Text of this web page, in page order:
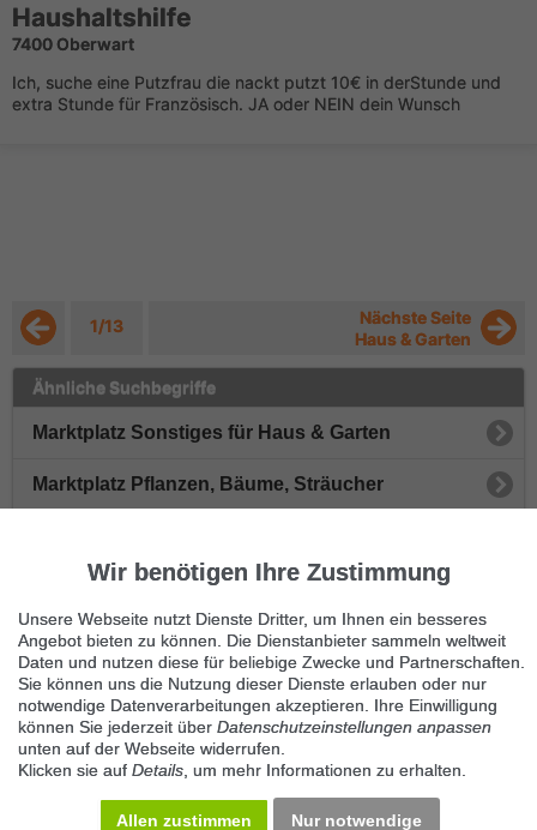
Haushaltshilfe
7400 Oberwart
Ich, suche eine Putzfrau die nackt putzt 10€ in derStunde und
extra Stunde für Französisch. JA oder NEIN dein Wunsch
1/13
Nächste Seite
Haus & Garten
Ähnliche Suchbegriffe
Marktplatz Sonstiges für Haus & Garten
Marktplatz Pflanzen, Bäume, Sträucher
Marktplatz Gartengeräte
Immer die neuesten Anzeigen erhalten?
Kein Angebot verpassen, täglich per E-Mail.
Benachrichtigung aktivieren
Wir benötigen Ihre Zustimmung
Unsere Webseite nutzt Dienste Dritter, um Ihnen ein besseres
Angebot bieten zu können. Die Dienstanbieter sammeln weltweit
Daten und nutzen diese für beliebige Zwecke und Partnerschaften.
Sie können uns die Nutzung dieser Dienste erlauben oder nur
notwendige Datenverarbeitungen akzeptieren. Ihre Einwilligung
können Sie jederzeit über Datenschutzeinstellungen anpassen
unten auf der Webseite widerrufen.
Klicken sie auf Details , um mehr Informationen zu erhalten.
Allen zustimmen Nur notwendige